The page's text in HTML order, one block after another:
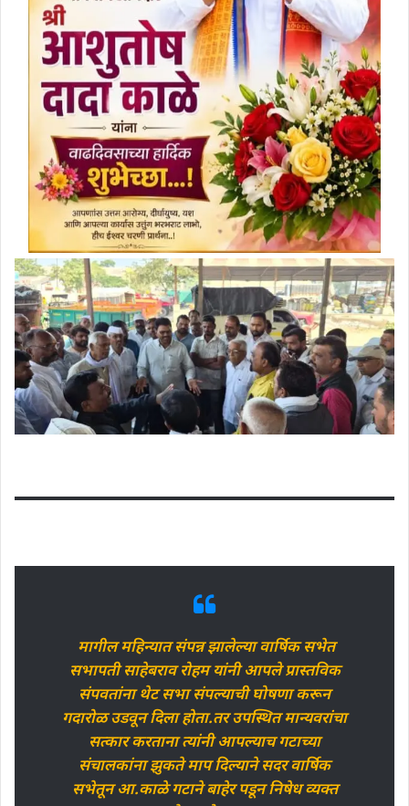
मागील महिन्यात संपन्न झालेल्या वार्षिक सभेत
सभापती साहेबराव रोहम यांनी आपले प्रास्तविक
संपवतांना थेट सभा संपल्याची घोषणा करून
गदारोळ उडवून दिला होता.तर उपस्थित मान्यवरांचा
सत्कार करताना त्यांनी आपल्याच गटाच्या
संचालकांना झुकते माप दिल्याने सदर वार्षिक
सभेतून आ.काळे गटाने बाहेर पडून निषेध व्यक्त